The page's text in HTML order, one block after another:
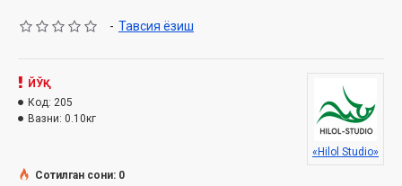
- Тавсия ёзиш
ЙЎҚ
Код: 205
Вазни: 0.10кг
«Hilol Studio»
Сотилган сони: 0